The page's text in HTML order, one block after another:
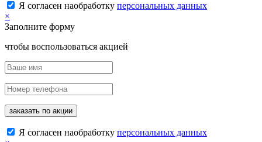
Я согласен наобработку персональных данных
×
Заполните форму
чтобы воспользоваться акцией
заказать по акции
Я согласен наобработку персональных данных